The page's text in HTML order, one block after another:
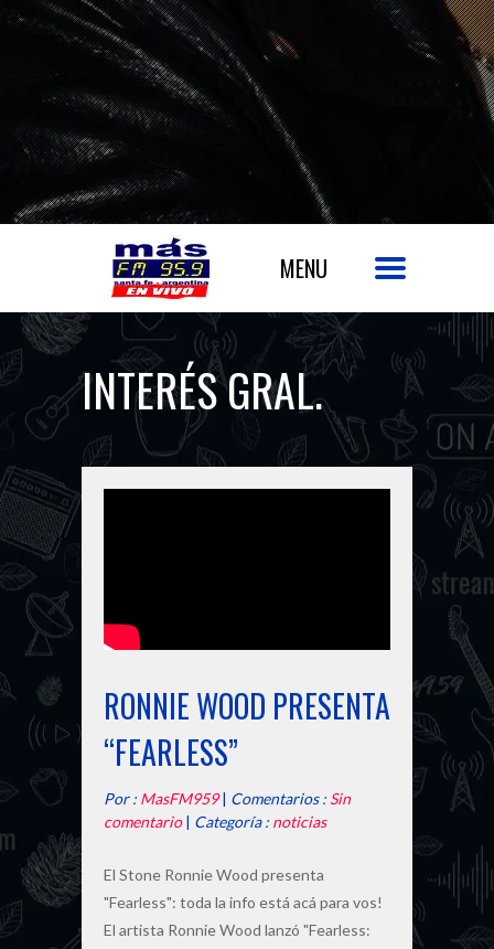
INTERÉS GRAL.
RONNIE WOOD PRESENTA
“FEARLESS”
Por : MasFM959| Comentarios : Sin
comentario| Categoría : noticias
El Stone Ronnie Wood presenta
"Fearless": toda la info está acá para vos!
El artista Ronnie Wood lanzó "Fearless: